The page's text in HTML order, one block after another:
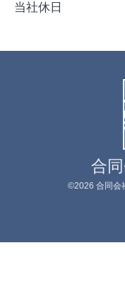
当社休日
合
©2026 合同会